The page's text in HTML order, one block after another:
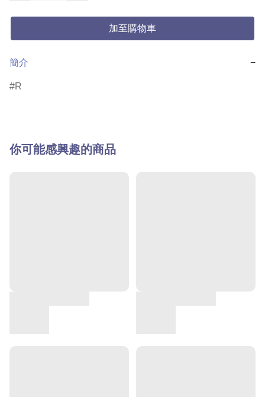
加至購物車
簡介 −
R
你可能感興趣的商品